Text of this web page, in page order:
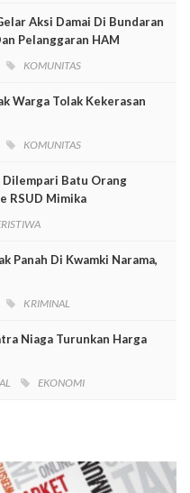
Aksi Damai Di Bundaran
Pelanggaran HAM
KOMUNITAS
Warga Tolak Kekerasan
KOMUNITAS
Dilempari Batu Orang
RSUD Mimika
Panah Di Kwamki Narama,
KRIMINAL
Niaga Turunkan Harga
EKONOMI